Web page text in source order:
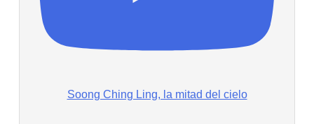
Soong Ching Ling, la mitad del cielo